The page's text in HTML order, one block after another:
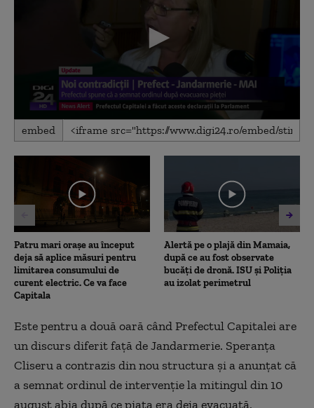
0
seconds
2
seconds
embed
Patru mari orașe au început
deja să aplice măsuri pentru
limitarea consumului de
curent electric. Ce va face
Capitala
Alertă pe o plajă din Mamaia,
după ce au fost observate
bucăți de dronă. ISU și Poliția
au izolat perimetrul
Este pentru a două oară când Prefectul Capitalei are
un discurs diferit faţă de Jandarmerie. Speranţa
Cliseru a contrazis din nou structura şi a anunţat că
a semnat ordinul de intervenţie la mitingul din 10
august abia după ce piaţa era deja evacuată.